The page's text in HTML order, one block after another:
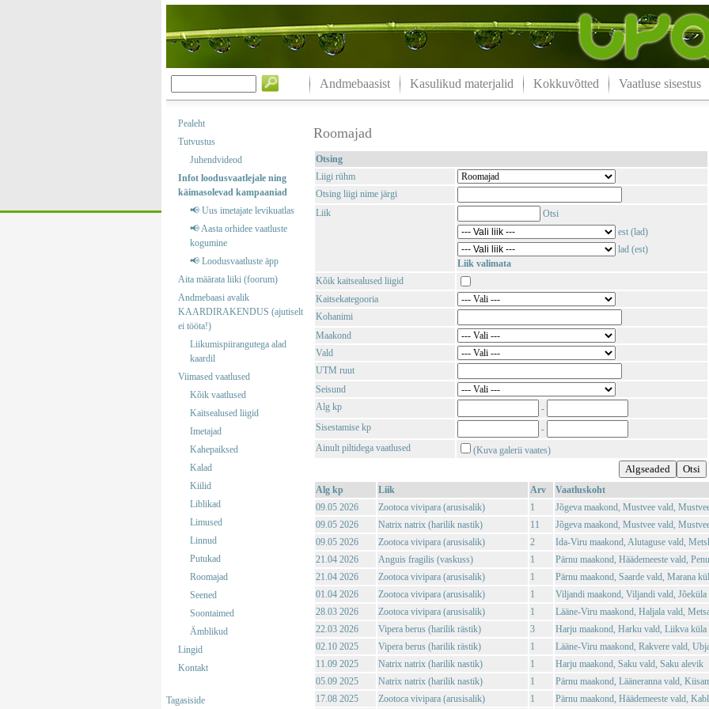
Andmebaasist Kasulikud materjalid Kokkuvõtted Vaatluse sisestus
Pealeht
Tutvustus
Juhendvideod
Infot loodusvaatlejale ning
käimasolevad kampaaniad
📢 Uus imetajate levikuatlas
📢 Aasta orhidee vaatluste
kogumine
📢 Loodusvaatluste äpp
Aita määrata liiki (foorum)
Andmebaasi avalik
KAARDIRAKENDUS (ajutiselt
ei tööta!)
Liikumispiirangutega alad
kaardil
Viimased vaatlused
Kõik vaatlused
Kaitsealused liigid
Imetajad
Kahepaiksed
Kalad
Kiilid
Liblikad
Limused
Linnud
Putukad
Roomajad
Seened
Soontaimed
Ämblikud
Lingid
Kontakt
Tagasiside
Roomajad
Otsing
Liigi rühm
Otsing liigi nime järgi
Liik
Otsi
est (lad)
lad (est)
Liik valimata
Kõik kaitsealused liigid
Kaitsekategooria
Kohanimi
Maakond
Vald
UTM ruut
Seisund
Alg kp
-
Sisestamise kp
-
Ainult piltidega vaatlused
(Kuva galerii vaates)
Alg kp Liik Arv
Vaatluskoht
09.05 2026
Zootoca vivipara (arusisalik) 1
Jõgeva maakond, Mustvee vald,
09.05 2026
Natrix natrix (harilik nastik) 11
Jõgeva maakond, Mustvee vald,
09.05 2026
Zootoca vivipara (arusisalik) 2
Ida-Viru maakond, Alutaguse vald,
21.04 2026
Anguis fragilis (vaskuss) 1
Pärnu maakond, Häädemeeste vald,
21.04 2026
Zootoca vivipara (arusisalik) 1
Pärnu maakond, Saarde vald, Marana
01.04 2026
Zootoca vivipara (arusisalik) 1
Viljandi maakond, Viljandi vald, Jõeküla
28.03 2026
Zootoca vivipara (arusisalik) 1
Lääne-Viru maakond, Haljala vald,
22.03 2026
Vipera berus (harilik rästik) 3
Harju maakond, Harku vald, Liikva küla
02.10 2025
Vipera berus (harilik rästik) 1
Lääne-Viru maakond, Rakvere vald,
11.09 2025
Natrix natrix (harilik nastik) 1
Harju maakond, Saku vald, Saku alevik
05.09 2025
Natrix natrix (harilik nastik) 1
Pärnu maakond, Lääneranna vald,
17.08 2025
Zootoca vivipara (arusisalik) 1 Pärnu maakond, Häädemeeste vald,